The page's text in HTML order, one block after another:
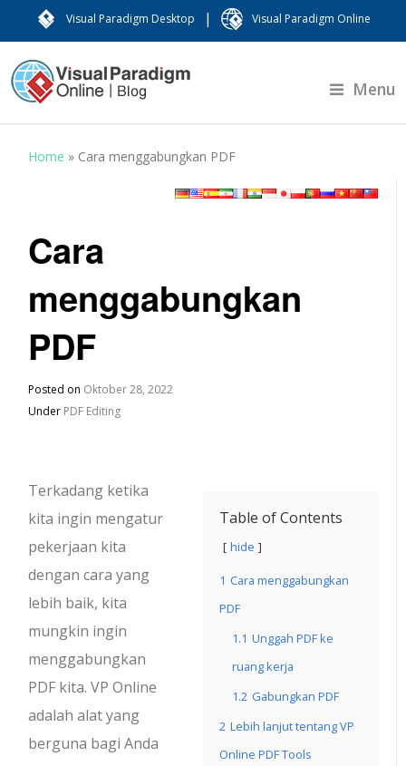
Visual Paradigm Desktop | Visual Paradigm Online
Menu
Home » Cara menggabungkan PDF
Cara
menggabungkan
PDF
Posted on Oktober 28, 2022
Under PDF Editing
Table of Contents
hide
1 Cara menggabungkan
PDF
1.1 Unggah PDF ke
ruang kerja
1.2 Gabungkan PDF
2 Lebih lanjut tentang VP
Online PDF Tools
Terkadang ketika
kita ingin mengatur
pekerjaan kita
dengan cara yang
lebih baik, kita
mungkin ingin
menggabungkan
PDF kita. VP Online
adalah alat yang
berguna bagi Anda